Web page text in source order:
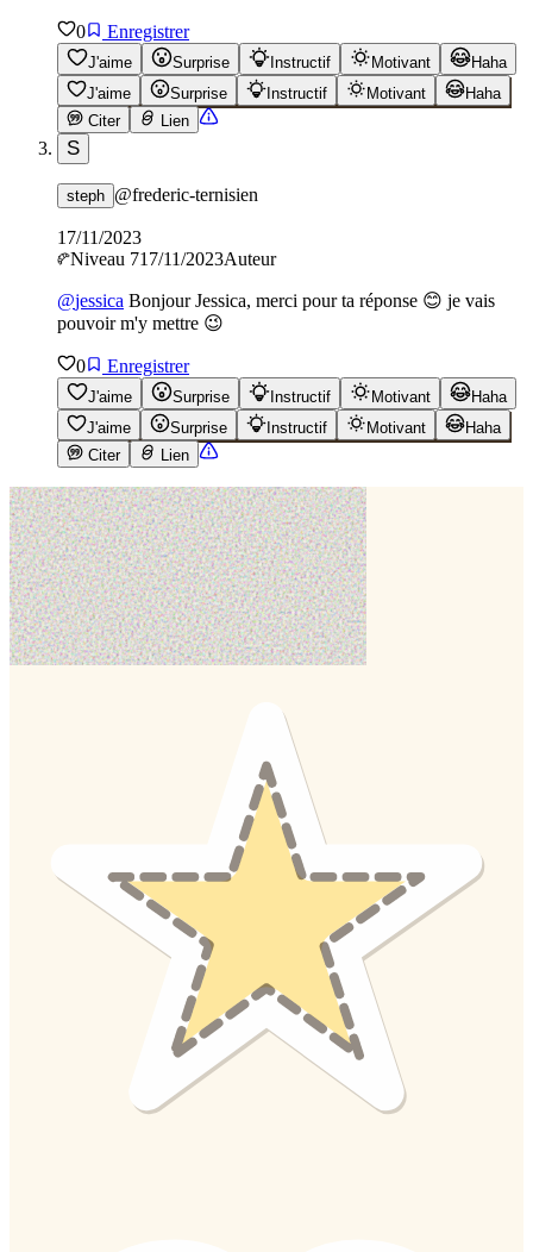
0 Enregistrer
J'aime Surprise Instructif Motivant
Haha
J'aime
Surprise Instructif Motivant
Haha
Citer
Lien
S
steph @frederic-ternisien
17/11/2023
Niveau 717/11/2023Auteur
@jessica Bonjour Jessica, merci pour ta réponse 😊 je vais
pouvoir m'y mettre 😉
0 Enregistrer
J'aime Surprise Instructif Motivant
Haha
J'aime
Surprise Instructif Motivant
Haha
Citer
Lien